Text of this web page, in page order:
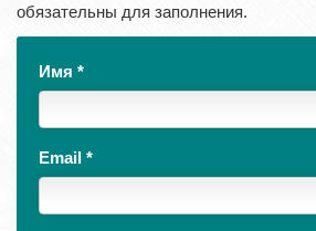
обязательны для заполнения.
Имя *
Email *